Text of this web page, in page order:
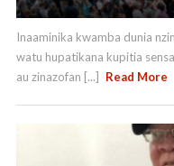
Inaaminika kwamba dunia
watu hupatikana kupitia
au zinazofan [...]
Read More